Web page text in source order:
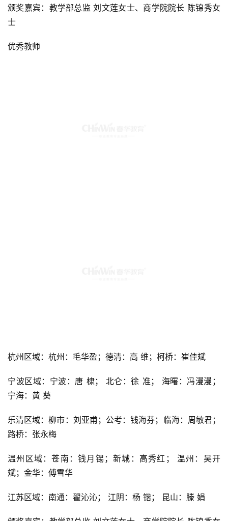
颁奖嘉宾：教学部总监 刘文莲女士、商学院院长 陈锦秀女
士
优秀教师
杭州区域：杭州：毛华盈；德清：高 维；柯桥：崔佳斌
宁波区域：宁波：唐 棣； 北仑：徐 准； 海曙：冯漫漫；
宁海：黄 葵
乐清区域：柳市：刘亚甫；公考：钱海芬；临海：周敏君；
路桥：张永梅
温州区域：苍南：钱月锡；新城：高秀红； 温州：吴开
斌；金华：傅雪华
江苏区域：南通：翟沁沁； 江阴：杨 锴； 昆山：滕 娟